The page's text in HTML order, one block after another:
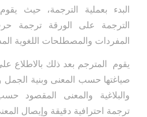
البدء بعملية الترجمة، حيث
الترجمة على الورقة ترجمة
المفردات والمصطلحات اللغوية
يقوم المترجم بعد ذلك بالاطلاع
صياغتها حسب المعنى وبنية الجمل
والبلاغية والمعنى المقصود
ترجمة احترافية دقيقة وإيصال